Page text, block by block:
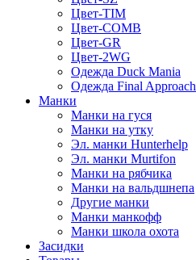
Цвет-TIM
Цвет-COMB
Цвет-GR
Цвет-2WG
Одежда Duck Mania
Одежда Final Approach
Манки
Манки на гуся
Манки на утку
Эл. манки Hunterhelp
Эл. манки Murtifon
Манки на рябчика
Манки на вальдшнепа
Другие манки
Манки манкофф
Манки школа охота
Засидки